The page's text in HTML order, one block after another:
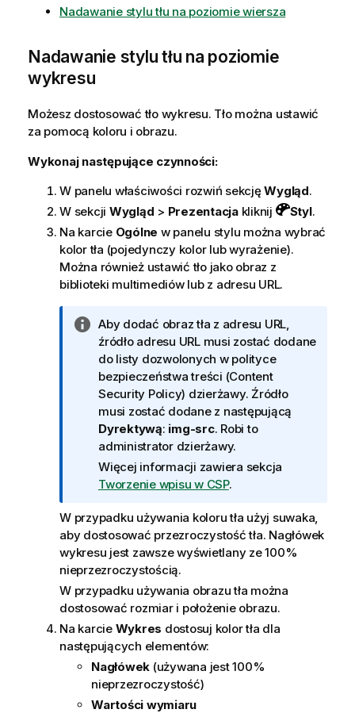
Nadawanie stylu tłu na poziomie wiersza
Nadawanie stylu tłu na poziomie
wykresu
Możesz dostosować tło wykresu. Tło można ustawić
za pomocą koloru i obrazu.
Wykonaj następujące czynności:
W panelu właściwości rozwiń sekcjęWygląd.
W sekcji Wygląd > Prezentacjakliknij Styl.
Na karcie Ogólne w panelu stylu można wybrać
kolor tła (pojedynczy kolor lub wyrażenie).
Można również ustawić tło jako obraz z
biblioteki multimediów lub z adresu URL.
I
n
f
o
r
m
a
c
j
a
Aby dodać obraz tła z adresu URL,
źródło adresu URL musi zostać dodane
do listy dozwolonych w polityce
bezpieczeństwa treści (Content
Security Policy) dzierżawy. Źródło
musi zostać dodane z następującą
Dyrektywą: img-src. Robi to
administrator dzierżawy.
Więcej informacji zawiera sekcja
Tworzenie wpisu w CSP.
W przypadku używania koloru tła użyj suwaka,
aby dostosować przezroczystość tła. Nagłówek
wykresu jest zawsze wyświetlany ze 100%
nieprzezroczystością.
W przypadku używania obrazu tła można
dostosować rozmiar i położenie obrazu.
Na karcie Wykres dostosuj kolor tła dla
następujących elementów:
Nagłówek (używana jest 100%
nieprzezroczystość)
Wartości wymiaru